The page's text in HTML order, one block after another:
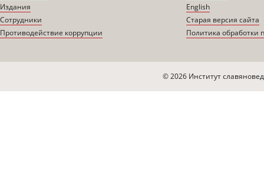
Издания
Сотрудники
Противодействие коррупции
English
Старая версия сайта
Политика обработки
© 2026 Институт